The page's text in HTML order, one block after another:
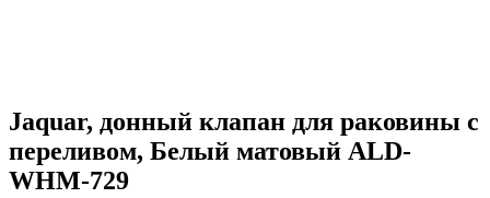
Jaquar, донный клапан для раковины с
переливом, Белый матовый ALD-
WHM-729